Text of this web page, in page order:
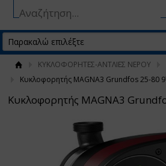
ΚΥΚΛΟΦΟΡΗΤΕΣ-ΑΝΤΛΙΕΣ ΝΕΡΟΥ
Κυκλοφορητής MAGNA3 Grundfos 25-80
Κυκλοφορητής MAGNA3